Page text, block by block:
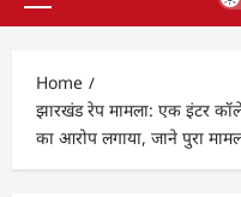
Primary
Home
झारखंड रेप मामला: एक इंटर
का आरोप लगाया, जाने पुरा